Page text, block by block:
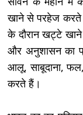
खाने से परहेज करते
के दौरान खट्टे
और अनुशासन का
आलू, साबूदाना,
करते हैं।